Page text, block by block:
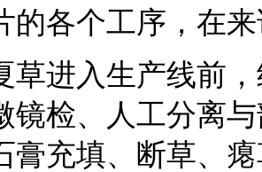
的各个工序，在
草进入生产线前
镜检、人工分离
膏充填、断草、